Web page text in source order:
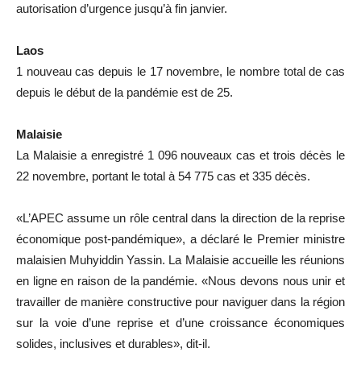
autorisation d’urgence jusqu’à fin janvier.
Laos
1 nouveau cas depuis le 17 novembre, le nombre total de cas
depuis le début de la pandémie est de 25.
Malaisie
La Malaisie a enregistré 1 096 nouveaux cas et trois décès le
22 novembre, portant le total à 54 775 cas et 335 décès.
«L’APEC assume un rôle central dans la direction de la reprise
économique post-pandémique», a déclaré le Premier ministre
malaisien Muhyiddin Yassin. La Malaisie accueille les réunions
en ligne en raison de la pandémie. «Nous devons nous unir et
travailler de manière constructive pour naviguer dans la région
sur la voie d’une reprise et d’une croissance économiques
solides, inclusives et durables», dit-il.